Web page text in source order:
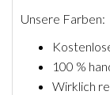
Unsere Farben:
100 %
Wirklich